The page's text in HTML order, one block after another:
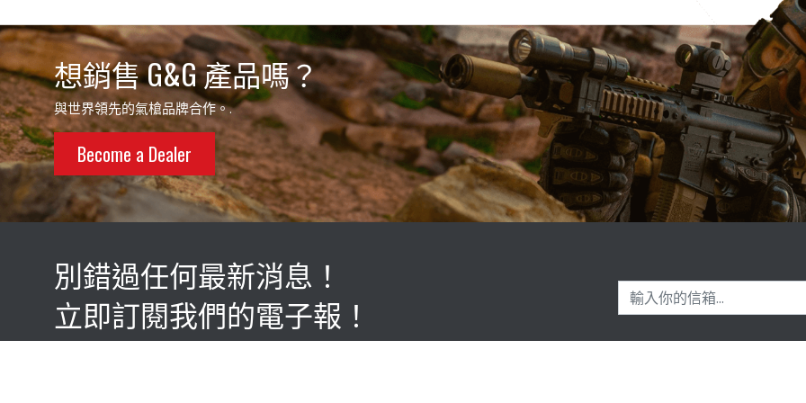
想銷售 G&G 產品嗎？
與世界領先的氣槍品牌合作。.
Become a Dealer
別錯過任何最新消息！
立即訂閱我們的電子報！